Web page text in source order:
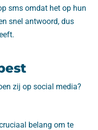
sms omdat het op hun
snel antwoord, dus
zij op social media?
belang om te